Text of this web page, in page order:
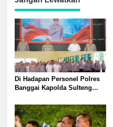
Di Hadapan Personel Polres
Banggai Kapolda Sulteng
Profesional dan Jaga Nama
Baik Institusi